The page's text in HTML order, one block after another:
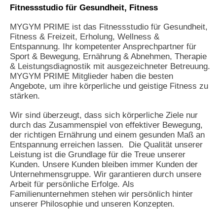
Fitnessstudio für Gesundheit, Fitness
MYGYM PRIME ist das Fitnessstudio für Gesundheit,
Fitness & Freizeit, Erholung, Wellness &
Entspannung. Ihr kompetenter Ansprechpartner für
Sport & Bewegung, Ernährung & Abnehmen, Therapie
& Leistungsdiagnostik mit ausgezeichneter Betreuung.
MYGYM PRIME Mitglieder haben die besten
Angebote, um ihre körperliche und geistige Fitness zu
stärken.
Wir sind überzeugt, dass sich körperliche Ziele nur
durch das Zusammenspiel von effektiver Bewegung,
der richtigen Ernährung und einem gesunden Maß an
Entspannung erreichen lassen. Die Qualität unserer
Leistung ist die Grundlage für die Treue unserer
Kunden. Unsere Kunden bleiben immer Kunden der
Unternehmensgruppe. Wir garantieren durch unsere
Arbeit für persönliche Erfolge. Als
Familienunternehmen stehen wir persönlich hinter
unserer Philosophie und unseren Konzepten.